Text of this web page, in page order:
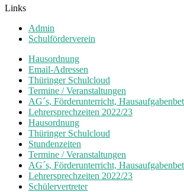
Links
Admin
Schulförderverein
Hausordnung
Email-Adressen
Thüringer Schulcloud
Termine / Veranstaltungen
AG´s, Förderunterricht,
Lehrersprechzeiten 2022/23
Hausordnung
Thüringer Schulcloud
Stundenzeiten
Termine / Veranstaltungen
AG´s, Förderunterricht,
Lehrersprechzeiten 2022/23
Schülervertreter